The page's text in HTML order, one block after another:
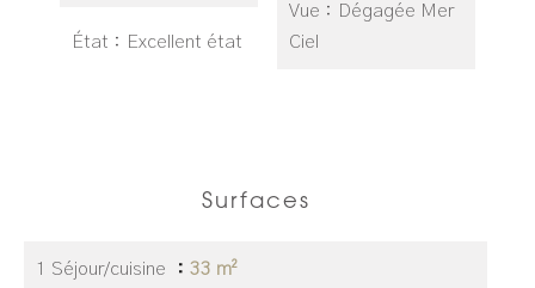
État Excellent état
Vue
Dégagée Mer
Ciel
Surfaces
1 Séjour/cuisine 33 m²